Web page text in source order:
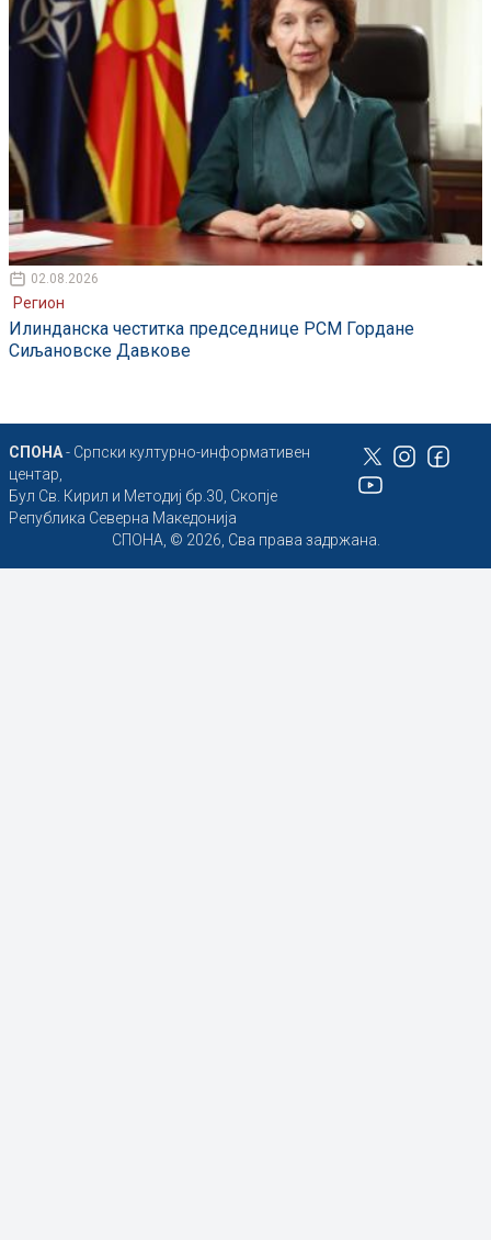
02.08.2026
Регион
Илинданска честитка председнице РСМ Гордане
Сиљановске Давкове
СПОНА- Српски културно-информативен
центар,
Бул Св. Кирил и Методиј бр.30, Скопје
Република Северна Македонија
СПОНА, © 2026, Сва права задржана.